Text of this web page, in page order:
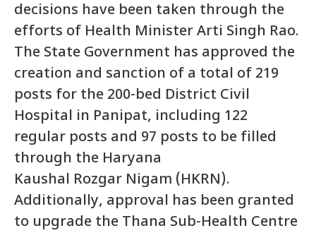
decisions have been taken through the
efforts of Health Minister Arti Singh Rao.
The State Government has approved the
creation and sanction of a total of 219
posts for the 200-bed District Civil
Hospital in Panipat, including 122
regular posts and 97 posts to be filled
through the Haryana
Kaushal Rozgar Nigam (HKRN).
Additionally, approval has been granted
to upgrade the Thana Sub-Health Centre